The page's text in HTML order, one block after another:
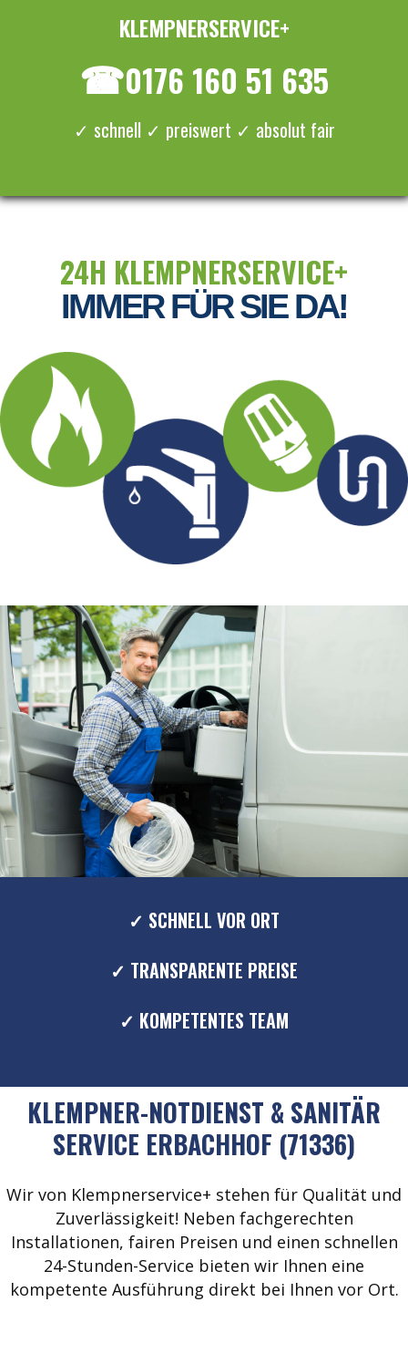
KLEMPNERSERVICE+
☎0176 160 51 635
✓ schnell ✓ preiswert ✓ absolut fair
24H KLEMPNERSERVICE+
IMMER FÜR SIE DA!
✓ SCHNELL VOR ORT
✓ TRANSPARENTE PREISE
✓ KOMPETENTES TEAM
KLEMPNER-NOTDIENST & SANITÄR
SERVICE ERBACHHOF (71336)
Wir von Klempnerservice+ stehen für Qualität und
Zuverlässigkeit! Neben fachgerechten
Installationen, fairen Preisen und einen schnellen
24-Stunden-Service bieten wir Ihnen eine
kompetente Ausführung direkt bei Ihnen vor Ort.